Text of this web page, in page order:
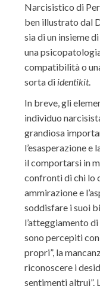
Narcisistico di
ben illustrato dal
sia di un insieme
una
compatibilità o
sorta di identikit.
In breve, gli
individuo
grandiosa
l’esasperazione
il comportarsi in
confronti di chi lo
ammirazione e
soddisfare i suoi
l’atteggiamento
sono percepiti
propri”, la
riconoscere i
sentimenti altrui”.